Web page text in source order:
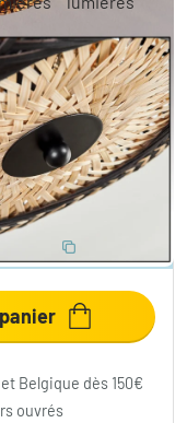
3 lumières
€
Belgique dès 150€
ouvrés